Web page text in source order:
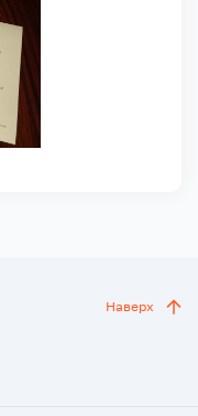
Наверх